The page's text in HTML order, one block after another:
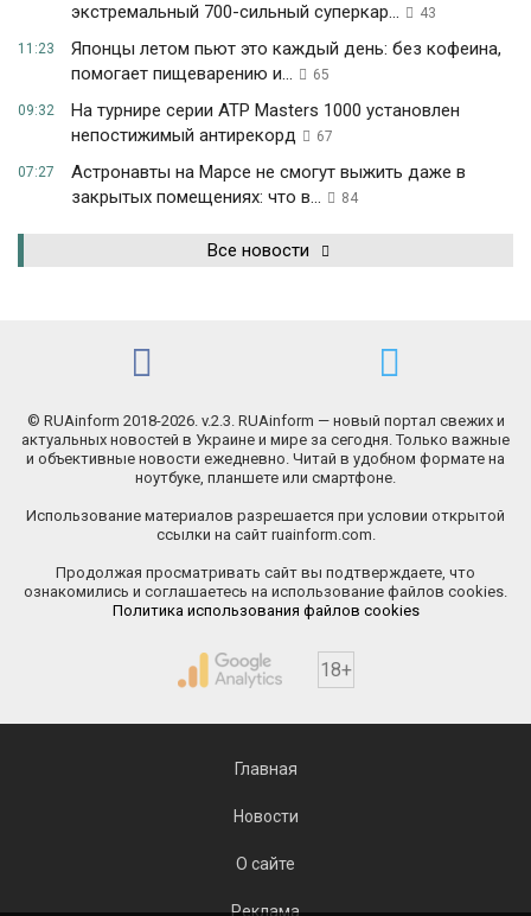
экстремальный 700-сильный суперкар...
43
11:23
Японцы летом пьют это каждый день: без кофеина,
помогает пищеварению и...
65
09:32
На турнире серии ATP Masters 1000 установлен
непостижимый антирекорд
67
07:27
Астронавты на Марсе не смогут выжить даже в
закрытых помещениях: что в...
84
Все новости
© RUAinform 2018-2026. v.2.3. RUAinform — новый портал свежих и
актуальных новостей в Украине и мире за сегодня. Только важные
и объективные новости ежедневно. Читай в удобном формате на
ноутбуке, планшете или смартфоне.
Использование материалов разрешается при условии открытой
ссылки на сайт ruainform.com.
Продолжая просматривать сайт вы подтверждаете, что
ознакомились и соглашаетесь на использование файлов cookies.
Политика использования файлов cookies
18+
Главная
Новости
О сайте
Реклама